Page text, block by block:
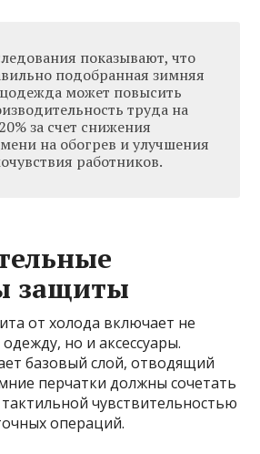
показывают, что
подобранная зимняя
может повысить
труда на
за счет снижения
на обогрев и улучшения
работников.
защиты
от холода включает не
но и аксессуары.
базовый слой, отводящий
перчатки должны сочетать
чувствительностью
операций.